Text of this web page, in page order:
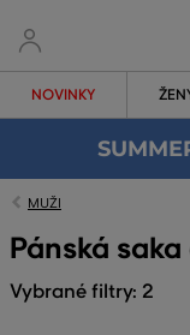
NOVINKY
MUŽI
Pánská
Vybrané filtry: 2